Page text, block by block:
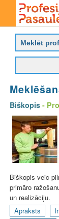
P
o
f
e
s
i
j
u
p
a
s
a
u
l
e
Biškopis -
Biškopis veic
primāro
un realizāciju.
Apraksts